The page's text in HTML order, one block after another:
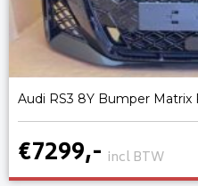
Audi RS3 8Y Bumper
€7299,- incl BTW